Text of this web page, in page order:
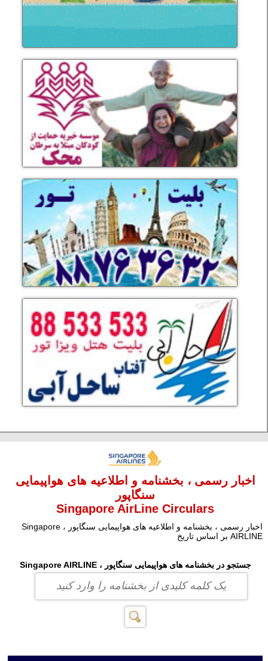
اخبار رسمی ، بخشنامه و اطلاعیه های هواپیمایی
سنگاپور
Singapore AirLine Circulars
اخبار رسمی ، بخشنامه و اطلاعیه های هواپیمایی سنگاپور ، Singapore
AIRLINE بر اساس تاریخ
جستجو در بخشنامه های هواپیمایی سنگاپور ، Singapore AIRLINE